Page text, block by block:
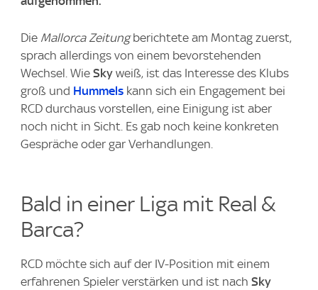
Die Mallorca Zeitungberichtete am Montag zuerst,
sprach allerdings von einem bevorstehenden
Wechsel. Wie Sky weiß, ist das Interesse des Klubs
groß und Hummels kann sich ein Engagement bei
RCD durchaus vorstellen, eine Einigung ist aber
noch nicht in Sicht. Es gab noch keine konkreten
Gespräche oder gar Verhandlungen.
Bald in einer Liga mit Real &
Barca?
RCD möchte sich auf der IV-Position mit einem
erfahrenen Spieler verstärken und ist nach Sky